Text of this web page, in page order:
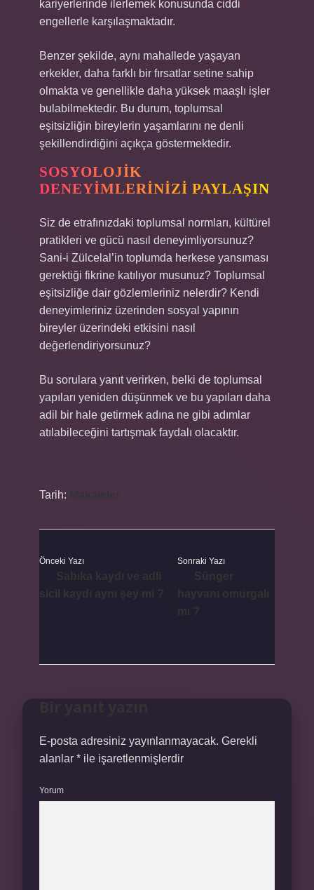
kariyerlerinde ilerlemek konusunda ciddi
engellerle karşılaşmaktadır.
Benzer şekilde, aynı mahallede yaşayan
erkekler, daha farklı bir fırsatlar setine sahip
olmakta ve genellikle daha yüksek maaşlı işler
bulabilmektedir. Bu durum, toplumsal
eşitsizliğin bireylerin yaşamlarını ne denli
şekillendirdiğini açıkça göstermektedir.
SOSYOLOJIK
DENEYIMLERINIZI PAYLAŞIN
Siz de etrafınızdaki toplumsal normları, kültürel
pratikleri ve gücü nasıl deneyimliyorsunuz?
Sani-i Zülcelal’in toplumda herkese yansıması
gerektiği fikrine katılıyor musunuz? Toplumsal
eşitsizliğe dair gözlemleriniz nelerdir? Kendi
deneyimleriniz üzerinden sosyal yapının
bireyler üzerindeki etkisini nasıl
değerlendiriyorsunuz?
Bu sorulara yanıt verirken, belki de toplumsal
yapıları yeniden düşünmek ve bu yapıları daha
adil bir hale getirmek adına ne gibi adımlar
atılabileceğini tartışmak faydalı olacaktır.
Tarih:
Önceki Yazı Sonraki Yazı
E-posta adresiniz yayınlanmayacak. Gerekli
alanlar * ile işaretlenmişlerdir
Yorum